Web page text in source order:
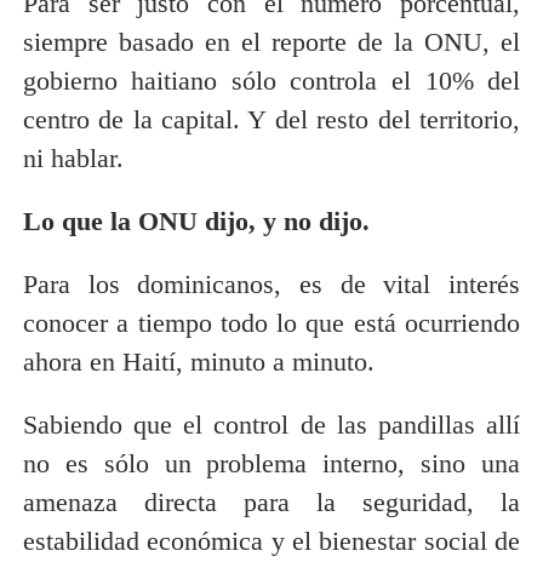
siempre basado en el reporte de la ONU, el
gobierno haitiano sólo controla el 10% del
centro de la capital. Y del resto del territorio,
ni hablar.
Lo que la ONU dijo, y no dijo.
Para los dominicanos, es de vital interés
conocer a tiempo todo lo que está ocurriendo
ahora en Haití, minuto a minuto.
Sabiendo que el control de las pandillas allí
no es sólo un problema interno, sino una
amenaza directa para la seguridad, la
estabilidad económica y el bienestar social de